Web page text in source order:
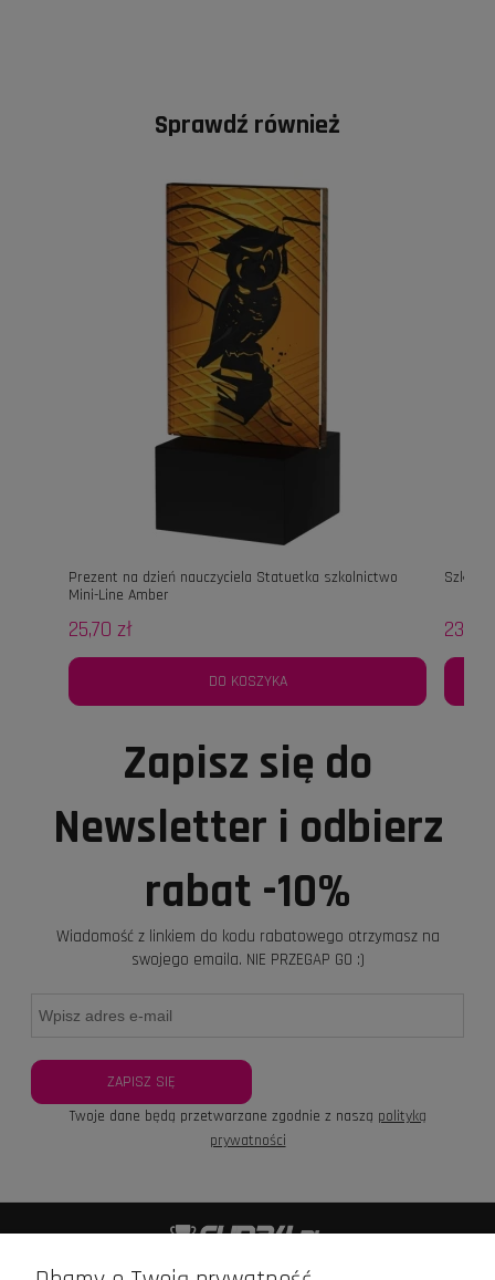
Sprawdź również
Prezent na dzień nauczyciela Statuetka szkolnictwo
Mini-Line Amber
25,70 zł
DO KOSZYKA
23,40
Zapisz się do
Newsletter i odbierz
rabat -10%
Wiadomość z linkiem do kodu rabatowego otrzymasz na
swojego emaila. NIE PRZEGAP GO :)
ZAPISZ SIĘ
Twoje dane będą przetwarzane zgodnie z naszą polityką
prywatności
+48 601 426 989